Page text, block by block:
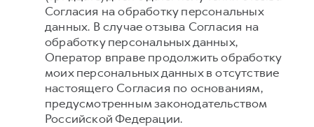
Согласия на обработку персональных
данных. В случае отзыва Согласия на
обработку персональных данных,
Оператор вправе продолжить обработку
моих персональных данных в отсутствие
настоящего Согласия по основаниям,
предусмотренным законодательством
Российской Федерации.